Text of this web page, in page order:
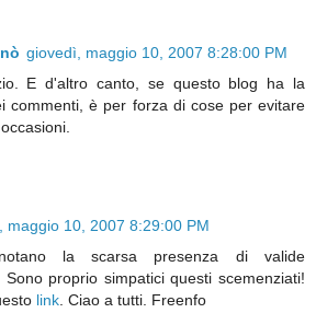
giovedì, maggio 10, 2007 8:28:00 PM
E d'altro canto, se questo blog ha la
commenti, è per forza di cose per evitare
maggio 10, 2007 8:29:00 PM
la scarsa presenza di valide
Sono proprio simpatici questi scemenziati!
link . Ciao a tutti. Freenfo